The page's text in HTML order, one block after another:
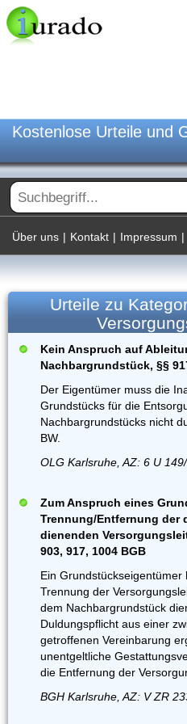
Kostenlose Urteile und
Über uns | Kontakt | Impressum |
Urteile zu
Kein Anspruch auf
Nachbargrundstück, §§
Der Eigentümer muss die
Grundstücks für die
Nachbargrundstücks nicht
BW.
OLG Karlsruhe, AZ: 6 U
Zum Anspruch eines
Trennung/Entfernung der
dienenden
903, 917, 1004 BGB
Ein
Trennung der
dem Nachbargrundstück
Duldungspflicht aus einer
getroffenen Vereinbarung
unentgeltliche
die Entfernung der
BGH Karlsruhe, AZ: V ZR